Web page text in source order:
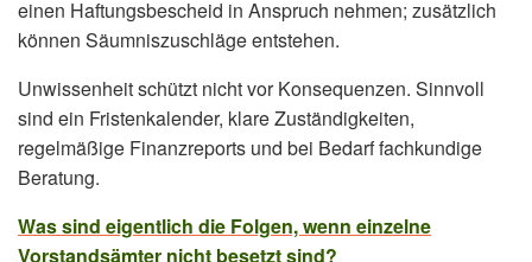
einen Haftungsbescheid in Anspruch nehmen; zusätzlich
können Säumniszuschläge entstehen.
Unwissenheit schützt nicht vor Konsequenzen. Sinnvoll
sind ein Fristenkalender, klare Zuständigkeiten,
regelmäßige Finanzreports und bei Bedarf fachkundige
Beratung.
Was sind eigentlich die Folgen, wenn einzelne
Vorstandsämter nicht besetzt sind?